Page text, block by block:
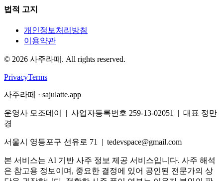
법적 고지
개인정보처리방침
이용약관
© 2026 사주라떼. All rights reserved.
PrivacyTerms
사주라떼 · sajulatte.app
운영사 모조데이 | 사업자등록번호 259-13-02051 | 대표 정만
경
서울시 영등포구 선유로 71 | tedevspace@gmail.com
본 서비스는 AI 기반 사주 정보 제공 서비스입니다. 사주 해석
은 참고용 정보이며, 중요한 결정에 있어 공인된 전문가의 상